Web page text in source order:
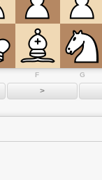
F G